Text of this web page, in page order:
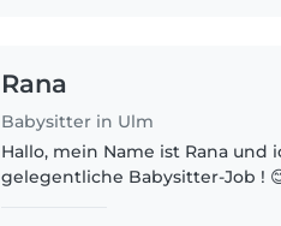
Rana
Babysitter in Ulm
Hallo, mein Name ist Rana und
gelegentliche Babysitter-Job !